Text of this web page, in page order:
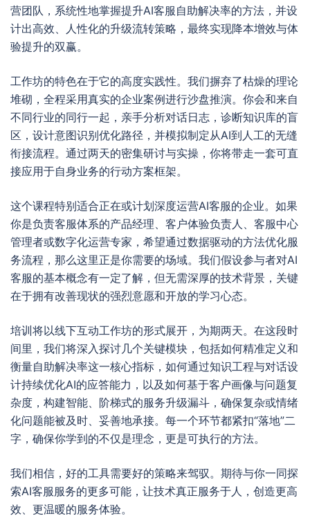
营团队，系统性地掌握提升AI客服自助解决率的方法，并设
计出高效、人性化的升级流转策略，最终实现降本增效与体
验提升的双赢。
工作坊的特色在于它的高度实践性。我们摒弃了枯燥的理论
堆砌，全程采用真实的企业案例进行沙盘推演。你会和来自
不同行业的同行一起，亲手分析对话日志，诊断知识库的盲
区，设计意图识别优化路径，并模拟制定从AI到人工的无缝
衔接流程。通过两天的密集研讨与实操，你将带走一套可直
接应用于自身业务的行动方案框架。
这个课程特别适合正在或计划深度运营AI客服的企业。如果
你是负责客服体系的产品经理、客户体验负责人、客服中心
管理者或数字化运营专家，希望通过数据驱动的方法优化服
务流程，那么这里正是你需要的场域。我们假设参与者对AI
客服的基本概念有一定了解，但无需深厚的技术背景，关键
在于拥有改善现状的强烈意愿和开放的学习心态。
培训将以线下互动工作坊的形式展开，为期两天。在这段时
间里，我们将深入探讨几个关键模块，包括如何精准定义和
衡量自助解决率这一核心指标，如何通过知识工程与对话设
计持续优化AI的应答能力，以及如何基于客户画像与问题复
杂度，构建智能、阶梯式的服务升级漏斗，确保复杂或情绪
化问题能被及时、妥善地承接。每一个环节都紧扣“落地”二
字，确保你学到的不仅是理念，更是可执行的方法。
我们相信，好的工具需要好的策略来驾驭。期待与你一同探
索AI客服服务的更多可能，让技术真正服务于人，创造更高
效、更温暖的服务体验。